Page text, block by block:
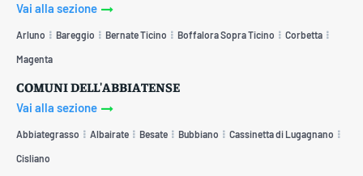
Vai alla sezione
Arluno Bareggio Bernate Ticino Boffalora Sopra Ticino Corbetta
Magenta
COMUNI DELL'ABBIATENSE
Vai alla sezione
Abbiategrasso Albairate Besate Bubbiano Cassinetta di Lugagnano
Cisliano